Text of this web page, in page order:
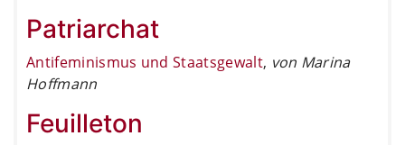
Patriarchat
Antifeminismus und Staatsgewalt, von Marina
Hoffmann
Feuilleton